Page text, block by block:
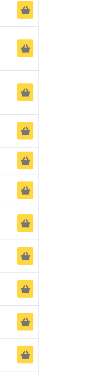
Ä
Ä
Ä
Ä
Ä
Ä
Ä
Ä
Ä
Ä
Ä